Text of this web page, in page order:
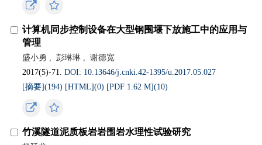
计算机同步控制设备在大型钢围堰下放施工中的应用与
管理
盛小勇 , 彭琳琳 ,
谢德宽
2017(5)-71.DOI: 10.13646/j.cnki.42-1395/u.2017.05.027
[摘要](194) [HTML](0) [PDF 1.62 M](10)
竹溪隧道泥质板岩岩围岩水理性试验研究